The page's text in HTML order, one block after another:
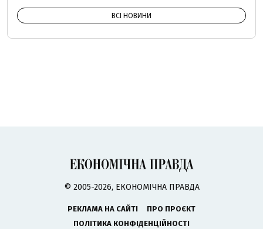
ВСІ НОВИНИ
© 2005-2026, ЕКОНОМІЧНА ПРАВДА
РЕКЛАМА НА САЙТІ
ПРО ПРОЄКТ
ПОЛІТИКА КОНФІДЕНЦІЙНОСТІ